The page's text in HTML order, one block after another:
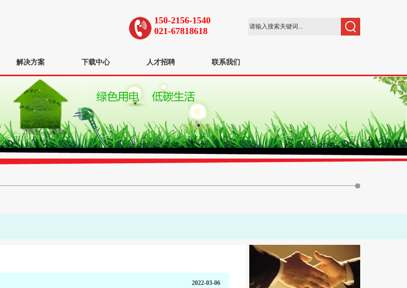
150-2156-1540
021-67818618
解决方案 下载中心 人才招聘 联系我们
2022-03-06